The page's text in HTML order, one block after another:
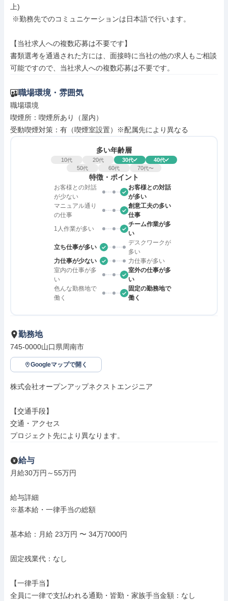
上)
【当社求人への複数応募は不要です】
書類選考を通過された方には、面接時に当社の他の求人もご相談
可能ですので、当社求人への複数応募は不要です。
職場環境・雰囲気
職場環境
喫煙所：喫煙所あり（屋内）
受動喫煙対策：有（喫煙室設置）※配属先により異なる
多い年齢層
10代 20代 30代 40代
50代 60代 70代〜
特徴・ポイント
お客様との対話
が少ない
お客様との対話
が多い
マニュアル通り
の仕事
創意工夫の多い
仕事
1人作業が多い
チーム作業が多
い
立ち仕事が多い
デスクワークが
多い
力仕事が少ない
力仕事が多い
室内の仕事が多
い
室外の仕事が多
い
色んな勤務地で
働く
固定の勤務地で
働く
勤務地
745-0000山口県周南市
Googleマップで開く
株式会社オープンアップネクストエンジニア
【交通手段】
交通・アクセス
プロジェクト先により異なります。
給与
月給30万円～55万円
給与詳細
※基本給・一律手当の総額
基本給：月給 23万円 〜 34万7000円
固定残業代：なし
【一律手当】
全員に一律で支払われる通勤・皆勤・家族手当金額：なし